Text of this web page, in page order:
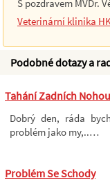
S pozdravem MVDr.
Veterinární klinika
Podobné dotazy a
Tahání Zadních Nohou
Dobrý den, ráda
problém jako my,..…
Problém Se Schody